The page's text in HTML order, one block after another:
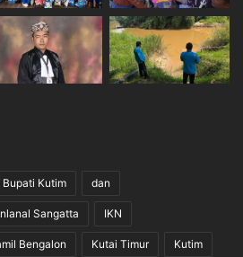
Bupati Kutim dan
Sangatta IKN
Bengalon Kutai Timur Kutim